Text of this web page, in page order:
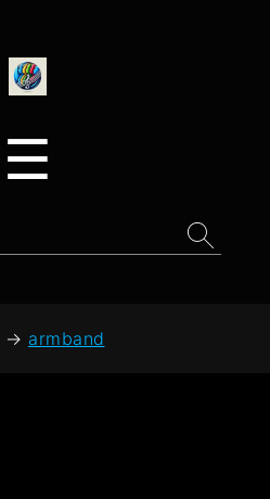
☰
→ armband